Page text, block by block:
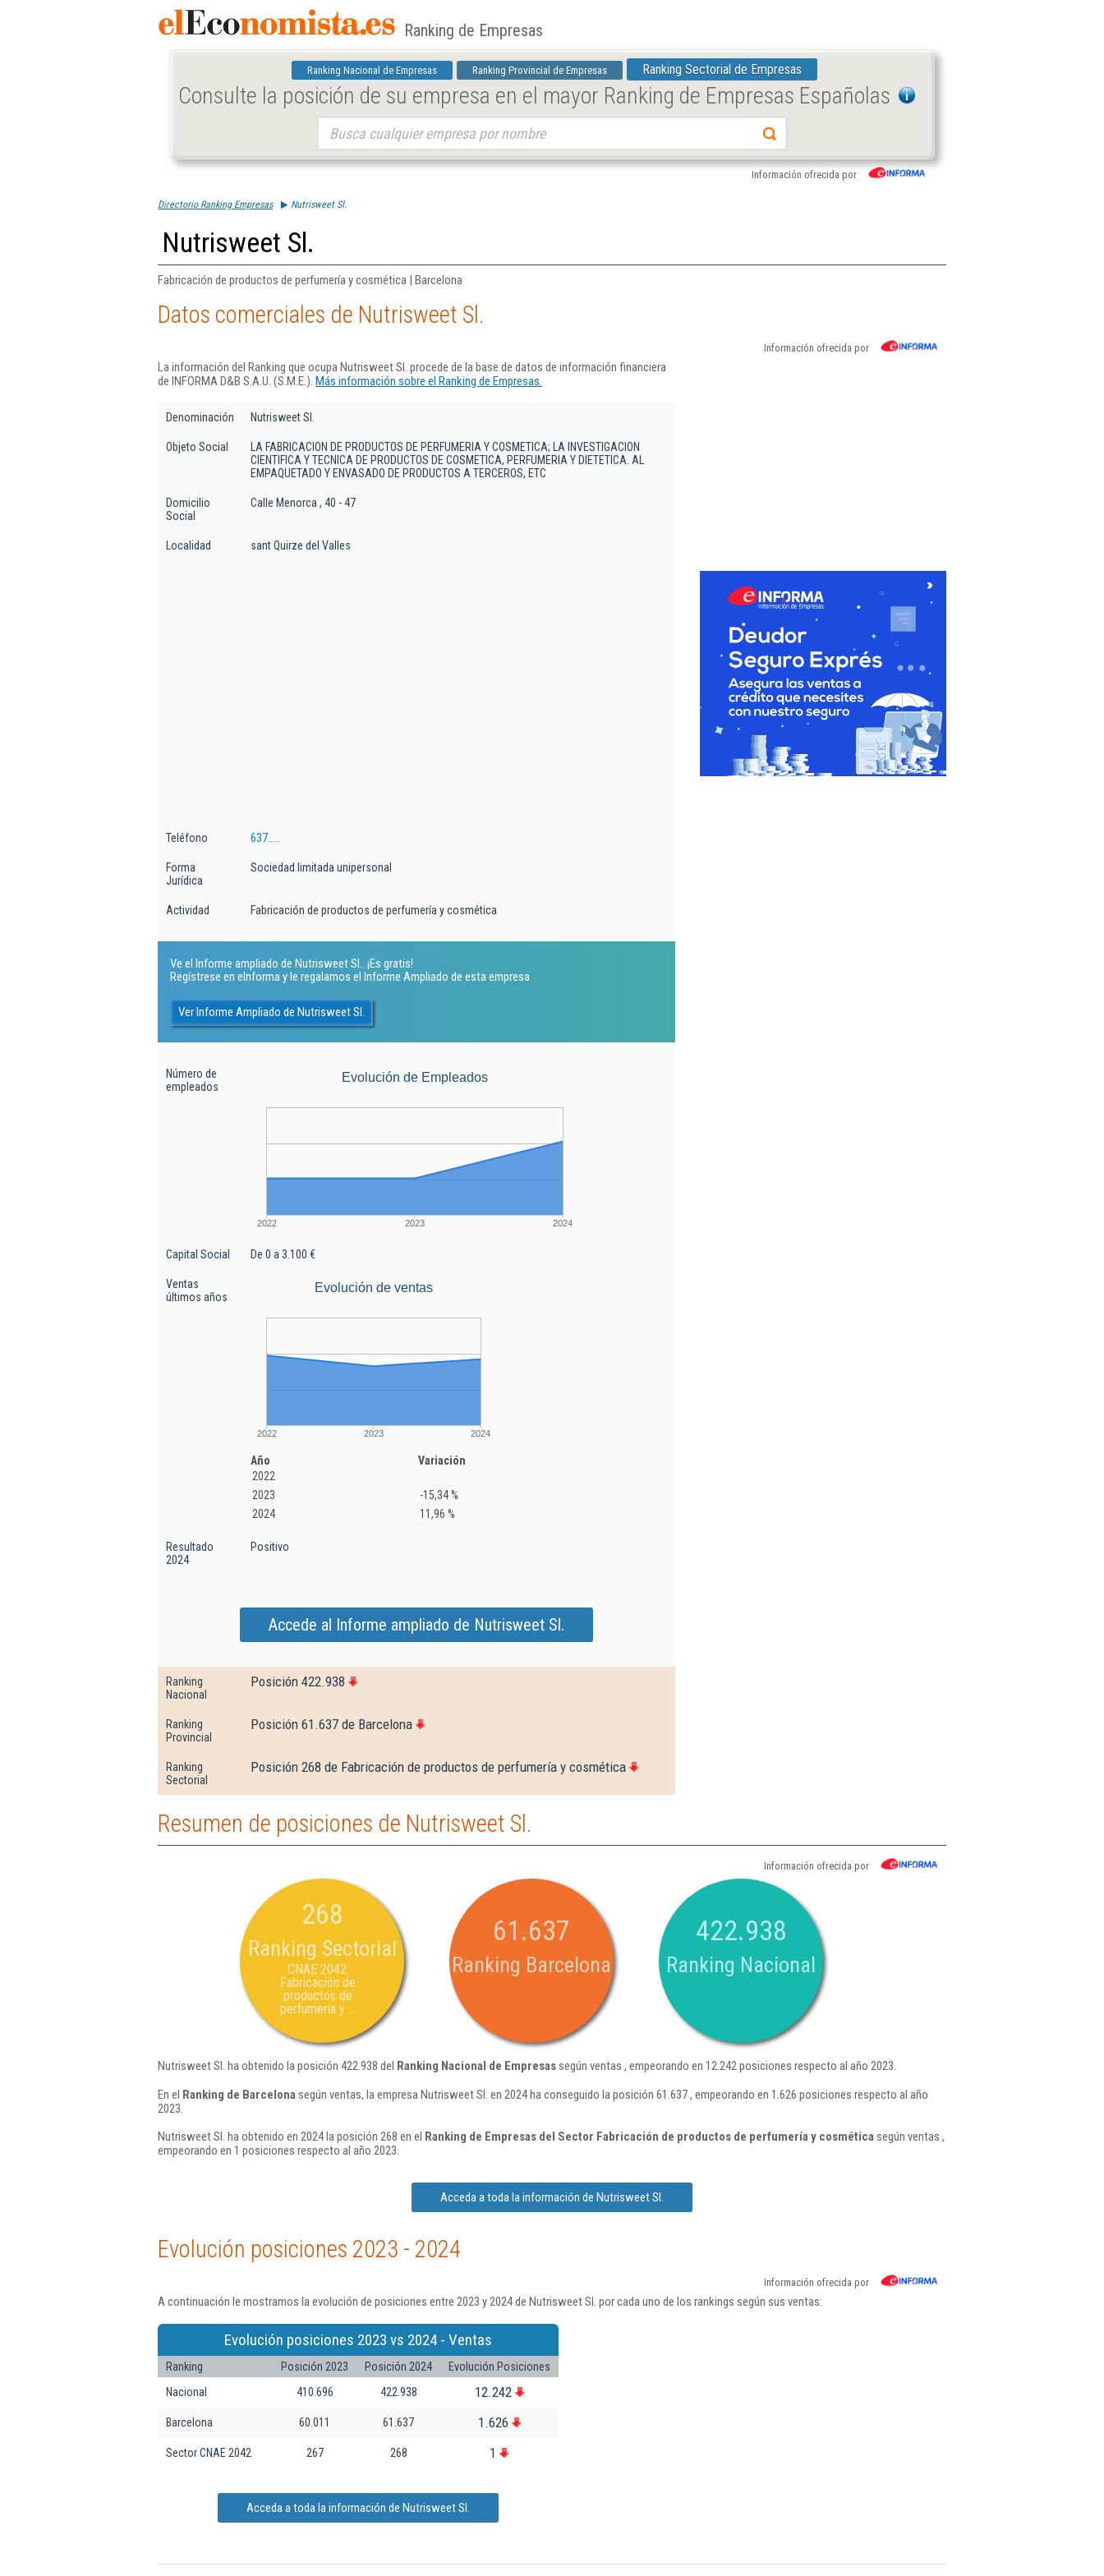
Ranking de Empresas
Ranking Nacional de Empresas Ranking Provincial de Empresas Ranking Sectorial de Empresas
Consulte la posición de su empresa en el mayor Ranking de Empresas Españolas
Información ofrecida por
Directorio Ranking Empresas Nutrisweet Sl.
Nutrisweet Sl.
Fabricación de productos de perfumería y cosmética | Barcelona
Datos comerciales de Nutrisweet Sl.
Información ofrecida por
La información del Ranking que ocupa Nutrisweet Sl. procede de la base de datos de información financiera
de INFORMA D&B S.A.U. (S.M.E.). Más información sobre el Ranking de Empresas.
Denominación Nutrisweet Sl.
Objeto Social
LA FABRICACION DE PRODUCTOS DE PERFUMERIA Y COSMETICA; LA INVESTIGACION
CIENTIFICA Y TECNICA DE PRODUCTOS DE COSMETICA, PERFUMERIA Y DIETETICA. AL
EMPAQUETADO Y ENVASADO DE PRODUCTOS A TERCEROS, ETC
Domicilio
Social
Calle Menorca , 40 - 47
Localidad sant Quirze del Valles
Teléfono 637.....
Forma
Jurídica
Sociedad limitada unipersonal
Actividad Fabricación de productos de perfumería y cosmética
Ve el Informe ampliado de Nutrisweet Sl.. ¡Es gratis!
Regístrese en eInforma y le regalamos el Informe Ampliado de esta empresa
Ver Informe Ampliado de Nutrisweet Sl.
Número de
empleados
Evolución de Empleados
2022 2023 2024
Capital Social De 0 a 3.100 €
Ventas
últimos años
Evolución de ventas
2022 2023 2024
Año
Variación
2022
2023
-15,34 %
2024
11,96 %
Resultado
2024
Positivo
Accede al Informe ampliado de Nutrisweet Sl.
Ranking
Nacional
Posición 422.938
Ranking
Provincial
Posición 61.637 de Barcelona
Ranking
Sectorial
Posición 268 de Fabricación de productos de perfumería y cosmética
Resumen de posiciones de Nutrisweet Sl.
Información ofrecida por
268
Ranking Sectorial
CNAE 2042:
Fabricación de
productos de
perfumería y ...
61.637
Ranking Barcelona
422.938
Ranking Nacional
Nutrisweet Sl. ha obtenido la posición 422.938 del Ranking Nacional de Empresassegún ventas , empeorando en 12.242 posiciones respecto al año 2023.
En el Ranking de Barcelona según ventas, la empresa Nutrisweet Sl. en 2024 ha conseguido la posición 61.637 , empeorando en 1.626 posiciones respecto al año
2023.
Nutrisweet Sl. ha obtenido en 2024 la posición 268 en el Ranking de Empresas del Sector Fabricación de productos de perfumería y cosméticasegún ventas ,
empeorando en 1 posiciones respecto al año 2023.
Acceda a toda la información de Nutrisweet Sl.
Evolución posiciones 2023 - 2024
Información ofrecida por
A continuación le mostramos la evolución de posiciones entre 2023 y 2024 de Nutrisweet Sl. por cada uno de los rankings según sus ventas:
Evolución posiciones 2023 vs 2024 - Ventas
Ranking Posición 2023 Posición 2024
Evolución Posiciones
Nacional
410.696 422.938 12.242
Barcelona 60.011 61.637 1.626
Sector CNAE 2042 267 268 1
Acceda a toda la información de Nutrisweet Sl.